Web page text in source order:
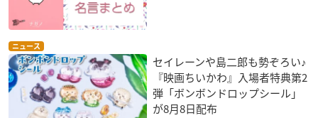
ニュース
セイレーンや島二郎も勢ぞろい♪
『映画ちいかわ』入場者特典第2
弾「ボンボンドロップシール」
が8月8日配布